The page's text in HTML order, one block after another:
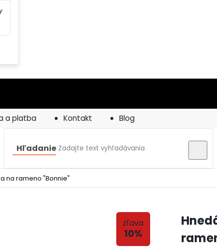
a platba Kontakt Blog
Hľadanie
na rameno "Bonnie"
zľava
10%